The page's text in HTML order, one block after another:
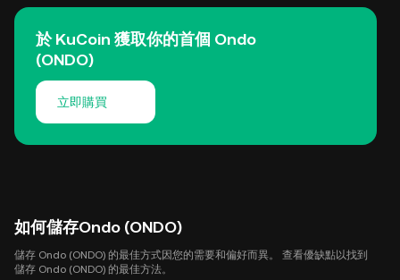
於 KuCoin 獲取你的首個 Ondo
(ONDO)
立即購買
如何儲存Ondo (ONDO)
儲存 Ondo (ONDO) 的最佳方式因您的需要和偏好而異。 查看優缺點以找到
儲存 Ondo (ONDO) 的最佳方法。